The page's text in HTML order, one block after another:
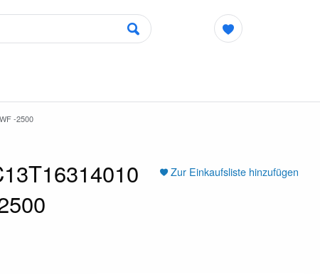
-2500
Zur Einkaufsliste hinzufügen